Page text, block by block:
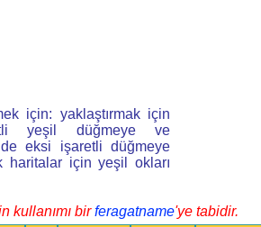
için: yaklaştırmak için
yeşil düğmeye ve
eksi işaretli düğmeye
haritalar için yeşil okları
kullanımı birferagatname'ye tabidir.